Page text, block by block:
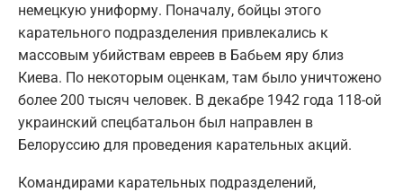
немецкую униформу. Поначалу, бойцы этого
карательного подразделения привлекались к
массовым убийствам евреев в Бабьем яру близ
Киева. По некоторым оценкам, там было уничтожено
более 200 тысяч человек. В декабре 1942 года 118-ой
украинский спецбатальон был направлен в
Белоруссию для проведения карательных акций.
Командирами карательных подразделений,